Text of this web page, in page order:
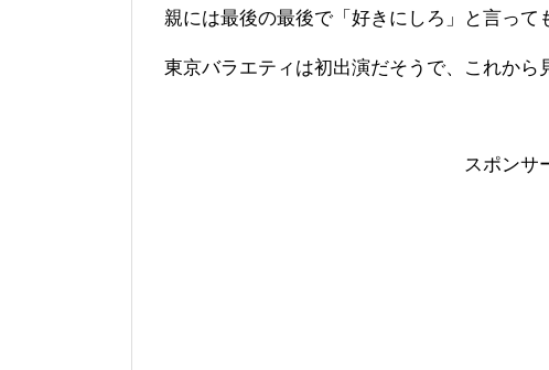
親には最後の最後で「好きにしろ」と言っ
東京バラエティは初出演だそうで、これから
スポンサ